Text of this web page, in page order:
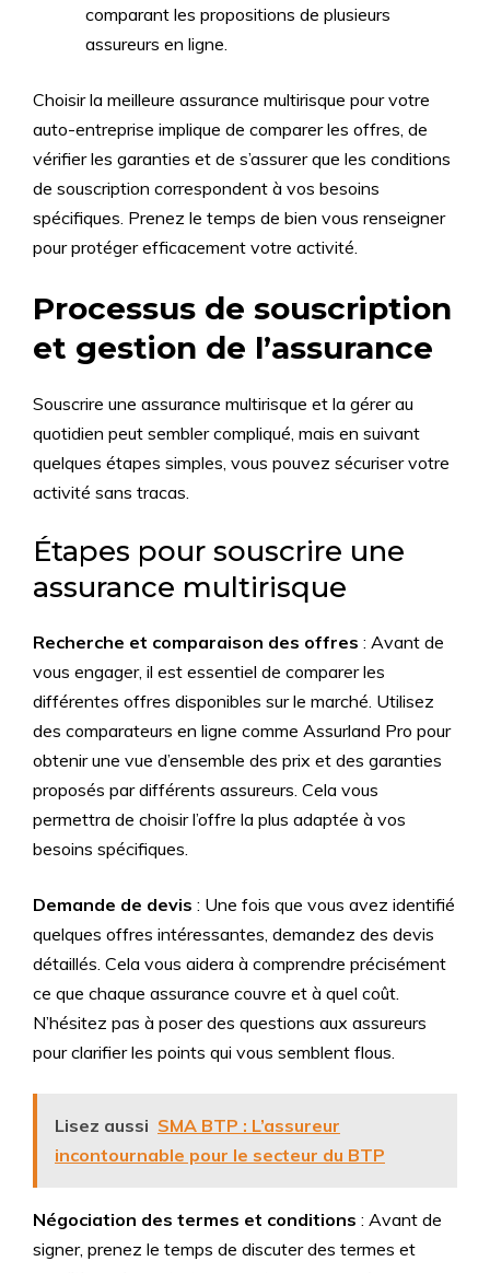
comparant les propositions de plusieurs
assureurs en ligne.
Choisir la meilleure assurance multirisque pour votre
auto-entreprise implique de comparer les offres, de
vérifier les garanties et de s’assurer que les conditions
de souscription correspondent à vos besoins
spécifiques. Prenez le temps de bien vous renseigner
pour protéger efficacement votre activité.
Processus de souscription
et gestion de l’assurance
Souscrire une assurance multirisque et la gérer au
quotidien peut sembler compliqué, mais en suivant
quelques étapes simples, vous pouvez sécuriser votre
activité sans tracas.
Étapes pour souscrire une
assurance multirisque
Recherche et comparaison des offres : Avant de
vous engager, il est essentiel de comparer les
différentes offres disponibles sur le marché. Utilisez
des comparateurs en ligne comme Assurland Pro pour
obtenir une vue d’ensemble des prix et des garanties
proposés par différents assureurs. Cela vous
permettra de choisir l’offre la plus adaptée à vos
besoins spécifiques.
Demande de devis : Une fois que vous avez identifié
quelques offres intéressantes, demandez des devis
détaillés. Cela vous aidera à comprendre précisément
ce que chaque assurance couvre et à quel coût.
N’hésitez pas à poser des questions aux assureurs
pour clarifier les points qui vous semblent flous.
Lisez aussi SMA BTP : L’assureur
incontournable pour le secteur du BTP
Négociation des termes et conditions : Avant de
signer, prenez le temps de discuter des termes et